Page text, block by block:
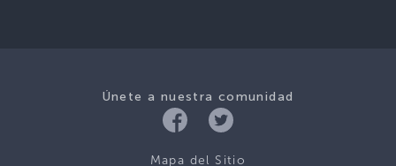
Únete a nuestra comunidad
Mapa del Sitio